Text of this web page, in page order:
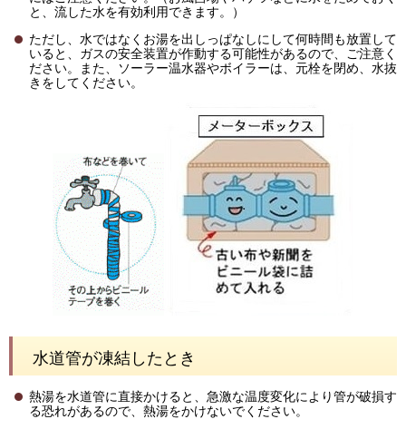
と、流した水を有効利用できます。）
ただし、水ではなくお湯を出しっぱなしにして何時間も放置して
いると、ガスの安全装置が作動する可能性があるので、ご注意く
ださい。また、ソーラー温水器やボイラーは、元栓を閉め、水抜
きをしてください。
水道管が凍結したとき
熱湯を水道管に直接かけると、急激な温度変化により管が破損す
る恐れがあるので、熱湯をかけないでください。